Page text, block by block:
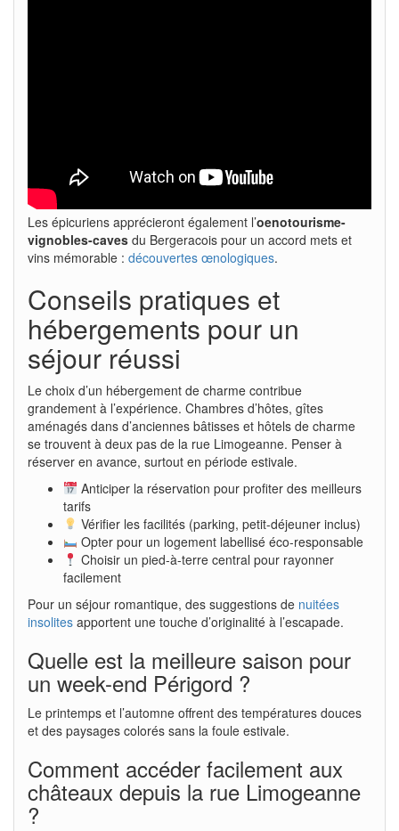
Les épicuriens apprécieront également l’oenotourisme-
vignobles-caves du Bergeracois pour un accord mets et
vins mémorable : découvertes œnologiques.
Conseils pratiques et
hébergements pour un
séjour réussi
Le choix d’un hébergement de charme contribue
grandement à l’expérience. Chambres d’hôtes, gîtes
aménagés dans d’anciennes bâtisses et hôtels de charme
se trouvent à deux pas de la rue Limogeanne. Penser à
réserver en avance, surtout en période estivale.
Anticiper la réservation pour profiter des meilleurs
tarifs
Vérifier les facilités (parking, petit-déjeuner inclus)
Opter pour un logement labellisé éco-responsable
Choisir un pied-à-terre central pour rayonner
facilement
Pour un séjour romantique, des suggestions de nuitées
insolites apportent une touche d’originalité à l’escapade.
Quelle est la meilleure saison pour
un week-end Périgord ?
Le printemps et l’automne offrent des températures douces
et des paysages colorés sans la foule estivale.
Comment accéder facilement aux
châteaux depuis la rue Limogeanne
?